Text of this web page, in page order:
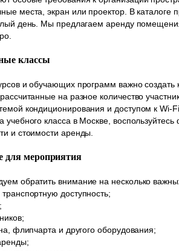
места, экран или проектор. В
день. Мы предлагаем аренду
классы
и обучающих программ важно
на разное количество
кондиционирования и доступом к Wi-
учебного класса в Москве,
и стоимости аренды.
для мероприятия
обратить внимание на несколько
доступность;
флипчарта и другого оборудования;